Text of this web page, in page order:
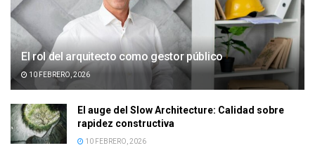
El rol del arquitecto como gestor público
10 FEBRERO, 2026
El auge del Slow Architecture: Calidad sobre
rapidez constructiva
10 FEBRERO, 2026